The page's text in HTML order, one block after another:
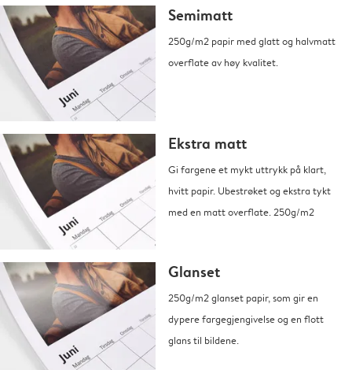
Semimatt
250g/m2 papir med glatt og halvmatt
overflate av høy kvalitet.
Ekstra matt
Gi fargene et mykt uttrykk på klart,
hvitt papir. Ubestrøket og ekstra tykt
med en matt overflate. 250g/m2
Glanset
250g/m2 glanset papir, som gir en
dypere fargegjengivelse og en flott
glans til bildene.